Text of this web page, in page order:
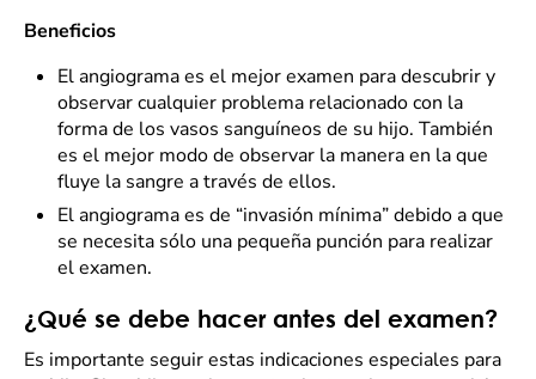
Beneficios
El angiograma es el mejor examen para descubrir y
observar cualquier problema relacionado con la
forma de los vasos sanguíneos de su hijo. También
es el mejor modo de observar la manera en la que
fluye la sangre a través de ellos.
El angiograma es de “invasión mínima” debido a que
se necesita sólo una pequeña punción para realizar
el examen.
¿Qué se debe hacer antes del examen?
Es importante seguir estas indicaciones especiales para